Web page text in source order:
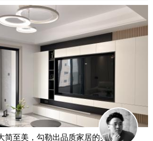
简至美，勾勒出品质家居的美好空间